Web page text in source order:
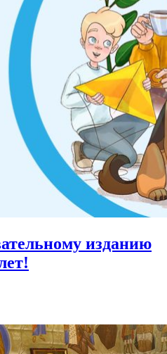
изданию